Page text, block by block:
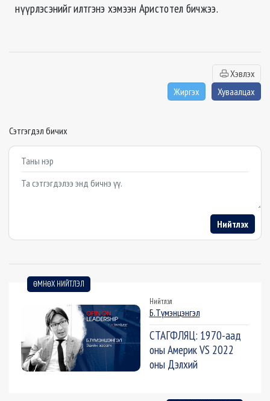
нүүрлэсэнийг илтгэнэ хэмээн Аристотел бичжээ.
Хэвлэх
Жиргэх
Хуваалцах
Сэтгэгдэл бичих
Example textarea
Нийтлэх
ӨМНӨХ НИЙТЛЭЛ
Нийтлэл
Б.Түмэнцэнгэл
СТАГФЛЯЦ: 1970-аад
оны Америк VS 2022
оны Дэлхий